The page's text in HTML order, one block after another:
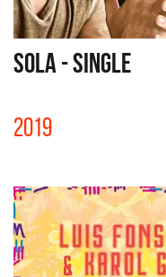
SOLA - SINGLE
2019